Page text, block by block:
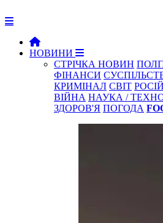
НОВИНИ
СТРІЧКА НОВИН
ФІНАНСИ
КРИМІНАЛ СВІТ
ВІЙНА НАУКА /
ЗДОРОВ'Я ПОГОДА